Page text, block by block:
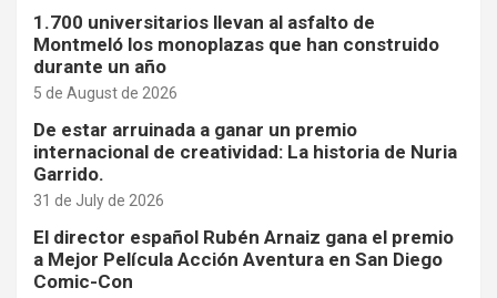
1.700 universitarios llevan al asfalto de
Montmeló los monoplazas que han construido
durante un año
5 de August de 2026
De estar arruinada a ganar un premio
internacional de creatividad: La historia de Nuria
Garrido.
31 de July de 2026
El director español Rubén Arnaiz gana el premio
a Mejor Película Acción Aventura en San Diego
Comic-Con